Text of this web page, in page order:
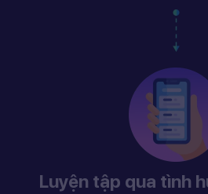
Luyện tập qua tình